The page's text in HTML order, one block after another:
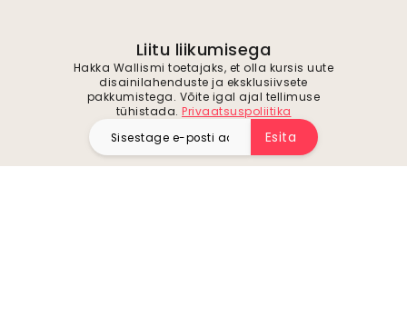
Liitu liikumisega
Hakka Wallismi toetajaks, et olla kursis uute
disainilahenduste ja eksklusiivsete
pakkumistega. Võite igal ajal tellimuse
tühistada. Privaatsuspoliitika
Esita